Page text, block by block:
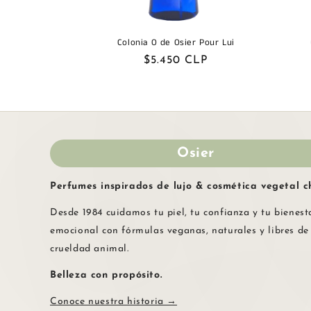
:
Colonia O de Osier Pour Lui
Precio
$5.450 CLP
Osier
Perfumes inspirados de lujo & cosmética vegetal
Desde 1984 cuidamos tu piel, tu confianza y tu
emocional con fórmulas veganas, naturales y libres de
crueldad animal.
Belleza con propósito.
Conoce nuestra historia →